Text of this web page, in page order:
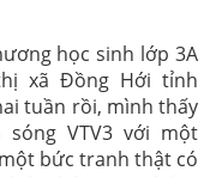
học sinh lớp 3A
xã Đồng Hới tỉnh
tuần rồi, mình thấy
VTV3 với một
bức tranh thật có